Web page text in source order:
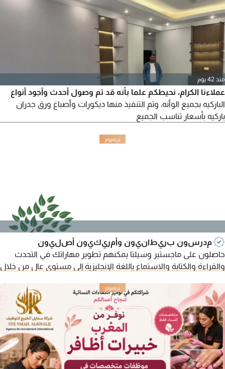
منذ 42 يوم
عملاءنا الكرام، نحيطكم علما بأنه قد تم وصول أحدث وأجود أنواع
الباركيه بجميع الوأنه، وتم التنفيذ منها ديكورات وأصباغ ورق جدران
باركيه بأسعار تناسب الجميع
مدرسون بريطانيون وأمريكيون أصليون
حاصلون على ماجستير وسيلتا يمكنهم تطوير مهاراتك في التحدث
والقراءة والكتابة والاستماع باللغة الإنجليزية إلى مستوى عالٍ من خلال
التحضير للامتحانات، IELTS، TOEFL، IGCSE، A level، BA/MA. أكثر من
15 عامًا من تدريس جميع المواد وفقًا للمناهج البريطانية والأمريكية.
النتائج والخصوصية مضمونة لجميع الأعمار.